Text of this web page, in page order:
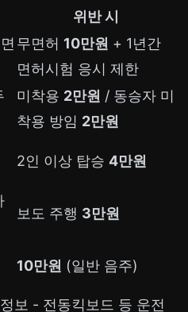
위반 시
무면허 10만원 + 1년간
면허시험 응시 제한
미착용 2만원 / 동승자 미
착용 방임 2만원
2인 이상 탑승 4만원
보도 주행 3만원
10만원 (일반 음주)
보 - 전동킥보드 등 운전